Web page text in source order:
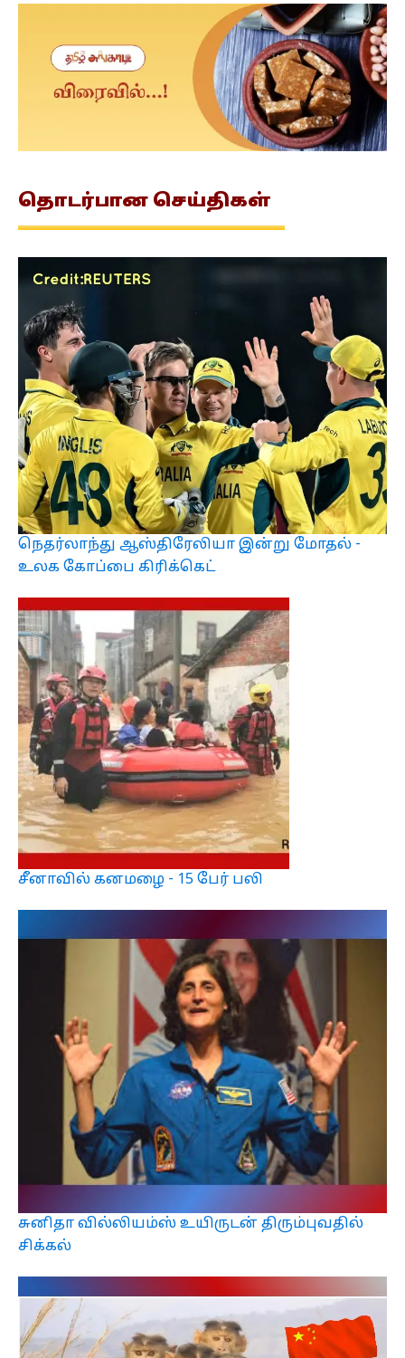
தொடர்பான செய்திகள்
நெதர்லாந்து ஆஸ்திரேலியா இன்று மோதல் -
உலக கோப்பை கிரிக்கெட்
சீனாவில் கனமழை - 15 பேர் பலி
சுனிதா வில்லியம்ஸ் உயிருடன் திரும்புவதில்
சிக்கல்